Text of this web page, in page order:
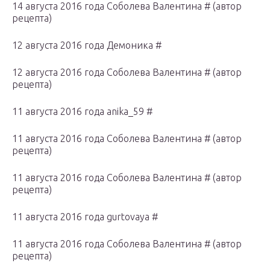
14 августа 2016 года Соболева Валентина # (автор
рецепта)
12 августа 2016 года Демоника #
12 августа 2016 года Соболева Валентина # (автор
рецепта)
11 августа 2016 года anika_59 #
11 августа 2016 года Соболева Валентина # (автор
рецепта)
11 августа 2016 года Соболева Валентина # (автор
рецепта)
11 августа 2016 года gurtovaya #
11 августа 2016 года Соболева Валентина # (автор
рецепта)